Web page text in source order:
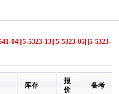
04|||5-5323-13|||5-5323-05|||5-5323-
库存
报
价
备考